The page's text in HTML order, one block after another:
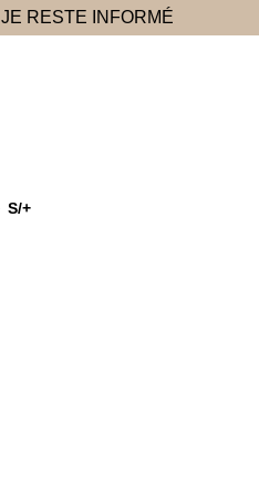
JE RESTE INFORMÉ
S/+